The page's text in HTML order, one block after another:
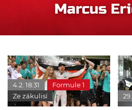
Marcus
4.2. 18:31
Formule 1
Ze zákulisí